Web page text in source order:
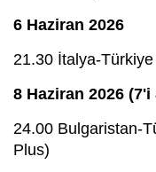
6 Haziran 2026
21.30 İtalya-
8 Haziran 2026
24.00 Bulgaristan-
Plus)